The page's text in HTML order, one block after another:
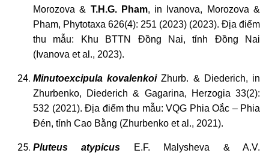
Morozova & T.H.G. Pham, in Ivanova, Morozova &
Pham, Phytotaxa 626(4): 251 (2023) (2023). Địa điểm
thu mẫu: Khu BTTN Đồng Nai, tỉnh Đồng Nai
(Ivanova et al., 2023).
Minutoexcipula kovalenkoiZhurb. & Diederich, in
Zhurbenko, Diederich & Gagarina, Herzogia 33(2):
532 (2021). Địa điểm thu mẫu: VQG Phia Oắc – Phia
Đén, tỉnh Cao Bằng (Zhurbenko et al., 2021).
Pluteus atypicus E.F. Malysheva & A.V.